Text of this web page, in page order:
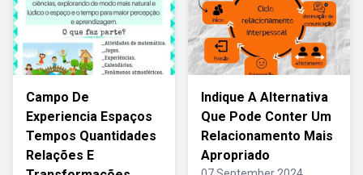
Campo De
Experiencia Espaços
Tempos Quantidades
Relações E
Indique A Alternativa
Que Pode Conter Um
Relacionamento Mais
Apropriado